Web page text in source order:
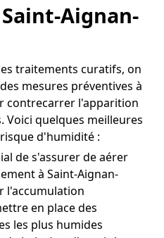
Aignan-
traitements curatifs, on
mesures préventives à
contrecarrer l'apparition
quelques meilleures
d'humidité :
de s'assurer de aérer
à Saint-Aignan-
l'accumulation
en place des
les plus humides